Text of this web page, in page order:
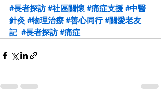
#長者探訪 #社區關懷 #痛症支援 #中醫
針灸 #物理治療 #善心同行 #關愛老友
記 #長者探訪 #痛症